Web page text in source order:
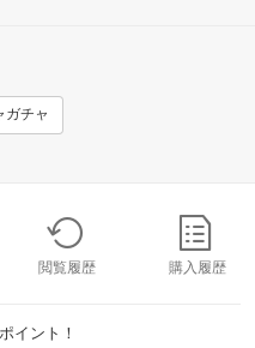
ガチャ
閲覧履歴 購入履歴
イント！